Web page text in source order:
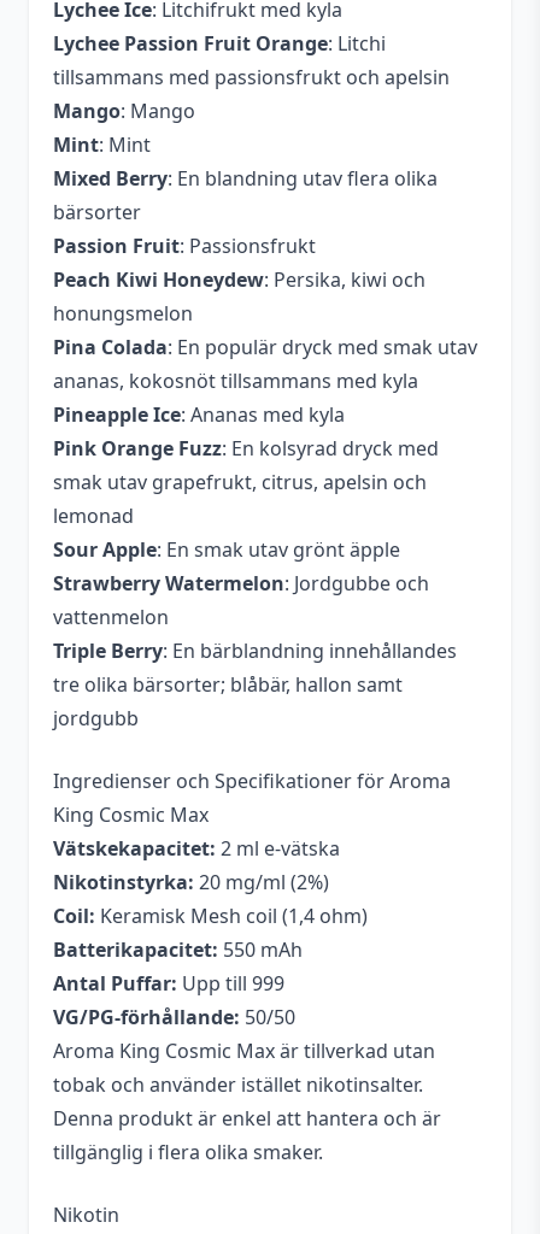
Lychee Ice: Litchifrukt med kyla
Lychee Passion Fruit Orange: Litchi
tillsammans med passionsfrukt och apelsin
Mango: Mango
Mint: Mint
Mixed Berry: En blandning utav flera olika
bärsorter
Passion Fruit: Passionsfrukt
Peach Kiwi Honeydew: Persika, kiwi och
honungsmelon
Pina Colada: En populär dryck med smak utav
ananas, kokosnöt tillsammans med kyla
Pineapple Ice: Ananas med kyla
Pink Orange Fuzz: En kolsyrad dryck med
smak utav grapefrukt, citrus, apelsin och
lemonad
Sour Apple: En smak utav grönt äpple
Strawberry Watermelon: Jordgubbe och
vattenmelon
Triple Berry: En bärblandning innehållandes
tre olika bärsorter; blåbär, hallon samt
jordgubb
Ingredienser och Specifikationer för Aroma
King Cosmic Max
Vätskekapacitet: 2 ml e-vätska
Nikotinstyrka: 20 mg/ml (2%)
Coil: Keramisk Mesh coil (1,4 ohm)
Batterikapacitet: 550 mAh
Antal Puffar: Upp till 999
VG/PG-förhållande: 50/50
Aroma King Cosmic Max är tillverkad utan
tobak och använder istället nikotinsalter.
Denna produkt är enkel att hantera och är
tillgänglig i flera olika smaker.
Nikotin